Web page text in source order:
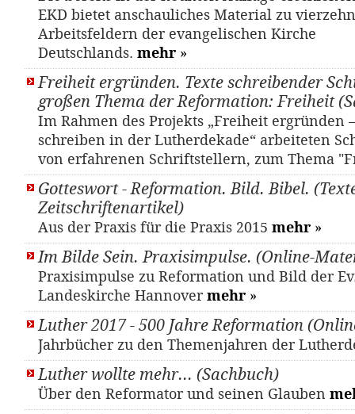
EKD bietet anschauliches Material zu
Arbeitsfeldern der evangelischen Kirche
Deutschlands. mehr »
Freiheit ergründen. Texte schreibender
großen Thema der Reformation: Freiheit
Im Rahmen des Projekts „Freiheit ergründen
schreiben in der Lutherdekade“ arbeiteten
von erfahrenen Schriftstellern, zum Thema
Gotteswort - Reformation. Bild. Bibel.
Zeitschriftenartikel)
Aus der Praxis für die Praxis 2015 mehr »
Im Bilde Sein. Praxisimpulse. (Online-
Praxisimpulse zu Reformation und Bild der
Landeskirche Hannovermehr »
Luther 2017 - 500 Jahre Reformation
Jahrbücher zu den Themenjahren der
Luther wollte mehr... (Sachbuch)
Über den Reformator und seinen Glauben